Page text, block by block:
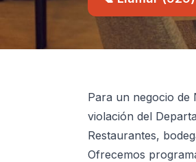
Para un negocio de
violación del
Restaurantes,
Ofrecemos